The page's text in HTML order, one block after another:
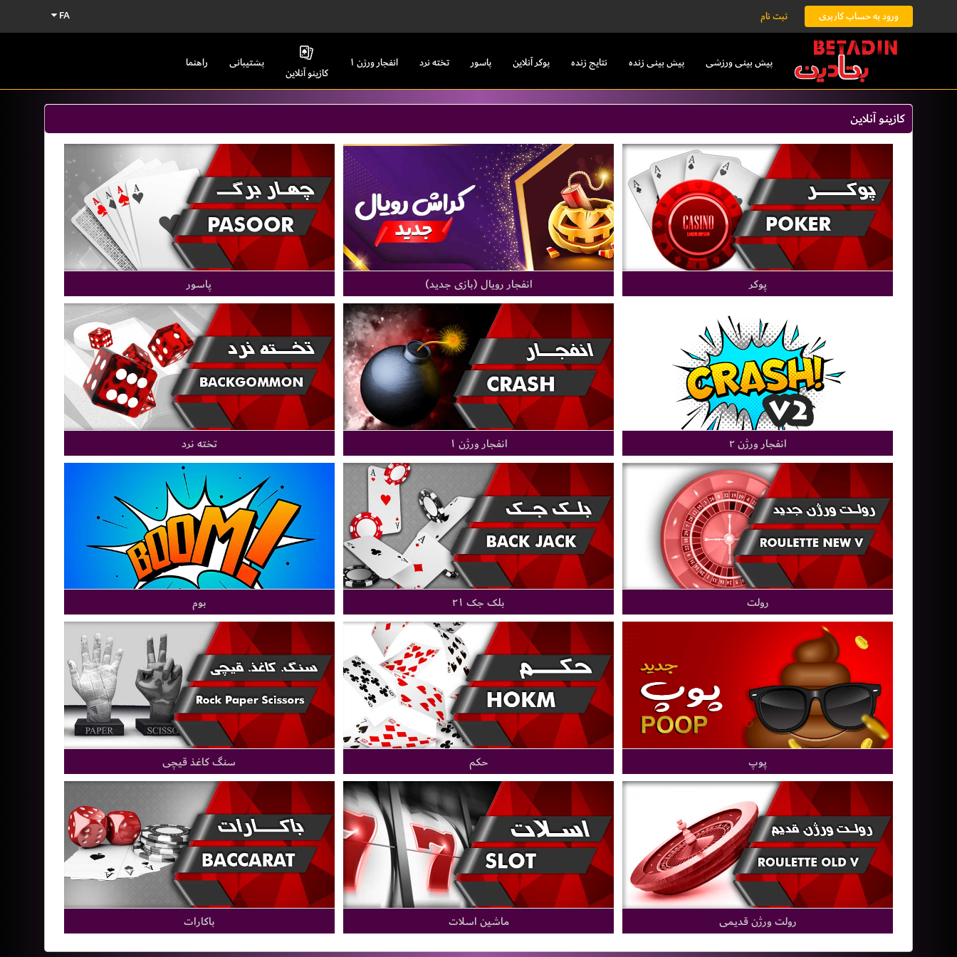
FA ورود به حساب کاربری ثبت نام
پیش بینی ورزشی پیش بینی زنده نتایج زنده پوکر آنلاین پاسور تخته نرد انفجار ورژن ۱
کازینو آنلاین
پشتیبانی راهنما
کازینو آنلاین
پوکر انفجار‌ رویال (بازی جدید) پاسور
انفجار ورژن ۲ انفجار ورژن ۱ تخته نرد
رولت بلک جک ۲۱ بوم
پوپ حکم سنگ کاغذ قیچی
رولت ورژن قدیمی ماشین اسلات باکارات